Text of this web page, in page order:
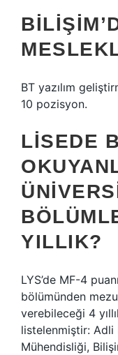
BT yazılım
10 pozisyon.
LISEDE
YILLIK?
LYS’de MF-4
bölümünden
verebileceği 4
listelenmiştir: Adli
Mühendisliği,